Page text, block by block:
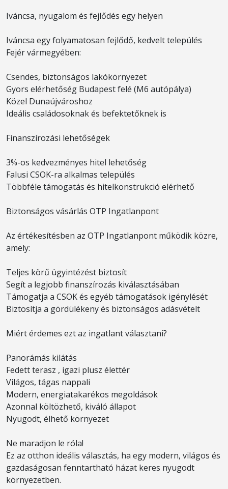
Iváncsa, nyugalom és fejlődés egy helyen
Iváncsa egy folyamatosan fejlődő, kedvelt település
Fejér vármegyében:
Csendes, biztonságos lakókörnyezet
Gyors elérhetőség Budapest felé (M6 autópálya)
Közel Dunaújvároshoz
Ideális családosoknak és befektetőknek is
Finanszírozási lehetőségek
3%-os kedvezményes hitel lehetőség
Falusi CSOK-ra alkalmas település
Többféle támogatás és hitelkonstrukció elérhető
Biztonságos vásárlás OTP Ingatlanpont
Az értékesítésben az OTP Ingatlanpont működik közre,
amely:
Teljes körű ügyintézést biztosít
Segít a legjobb finanszírozás kiválasztásában
Támogatja a CSOK és egyéb támogatások igénylését
Biztosítja a gördülékeny és biztonságos adásvételt
Miért érdemes ezt az ingatlant választani?
Panorámás kilátás
Fedett terasz , igazi plusz élettér
Világos, tágas nappali
Modern, energiatakarékos megoldások
Azonnal költözhető, kiváló állapot
Nyugodt, élhető környezet
Ne maradjon le róla!
Ez az otthon ideális választás, ha egy modern, világos és
gazdaságosan fenntartható házat keres nyugodt
környezetben.